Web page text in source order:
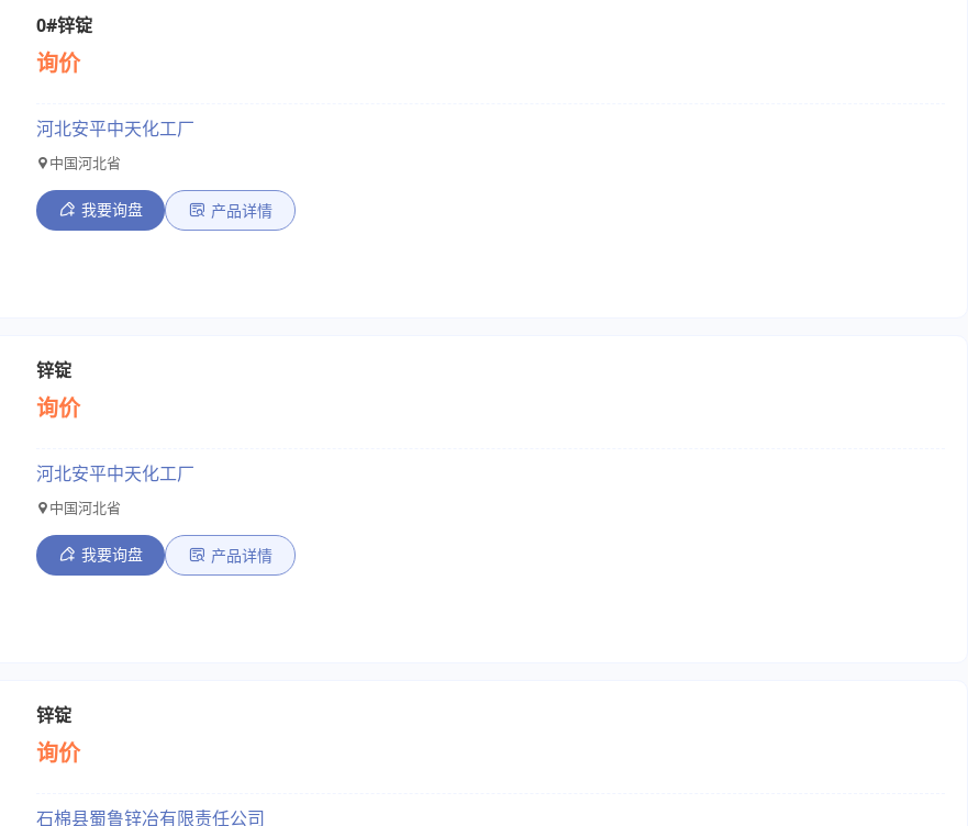
0#锌锭
询价
河北安平中天化工厂
中国河北省
我要询盘 产品详情
锌锭
询价
河北安平中天化工厂
中国河北省
我要询盘 产品详情
锌锭
询价
石棉县蜀鲁锌冶有限责任公司